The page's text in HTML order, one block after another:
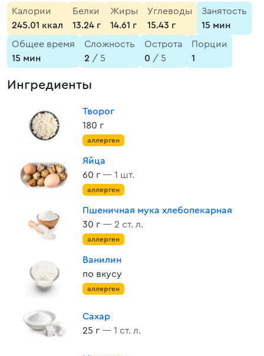
Калории
245.01 ккал
Белки
13.24 г
Жиры
14.61 г
Углеводы
15.43 г
Занятость
15 мин
Общее время
15 мин
Сложность
2 / 5
Острота
0 / 5
Порции
1
Ингредиенты
Творог
180 г
аллерген
Яйца
60 г — 1 шт.
аллерген
Пшеничная мука хлебопекарная
30 г — 2 ст. л.
аллерген
Ванилин
по вкусу
аллерген
Сахар
25 г — 1 ст. л.